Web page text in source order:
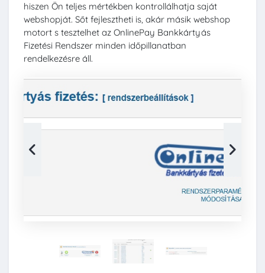
hiszen Ön teljes mértékben kontrollálhatja saját
webshopját. Sőt fejlesztheti is, akár másik webshop
motort s tesztelhet az OnlinePay Bankkártyás
Fizetési Rendszer minden időpillanatban
rendelkezésre áll.